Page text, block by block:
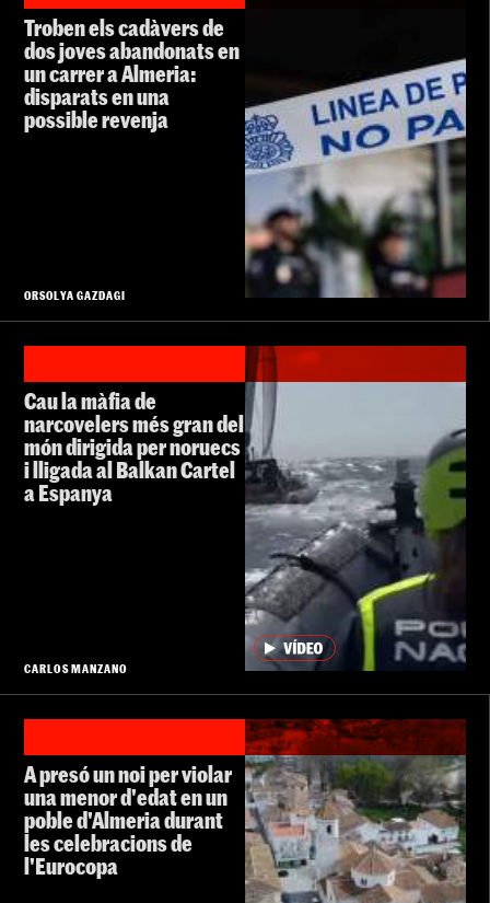
Troben els cadàvers de
dos joves abandonats en
un carrer a Almeria:
disparats en una
possible revenja
ORSOLYA GAZDAGI
Cau la màfia de
narcovelers més gran del
món dirigida per noruecs
i lligada al Balkan Cartel
a Espanya
CARLOS MANZANO
A presó un noi per violar
una menor d'edat en un
poble d'Almeria durant
les celebracions de
l'Eurocopa